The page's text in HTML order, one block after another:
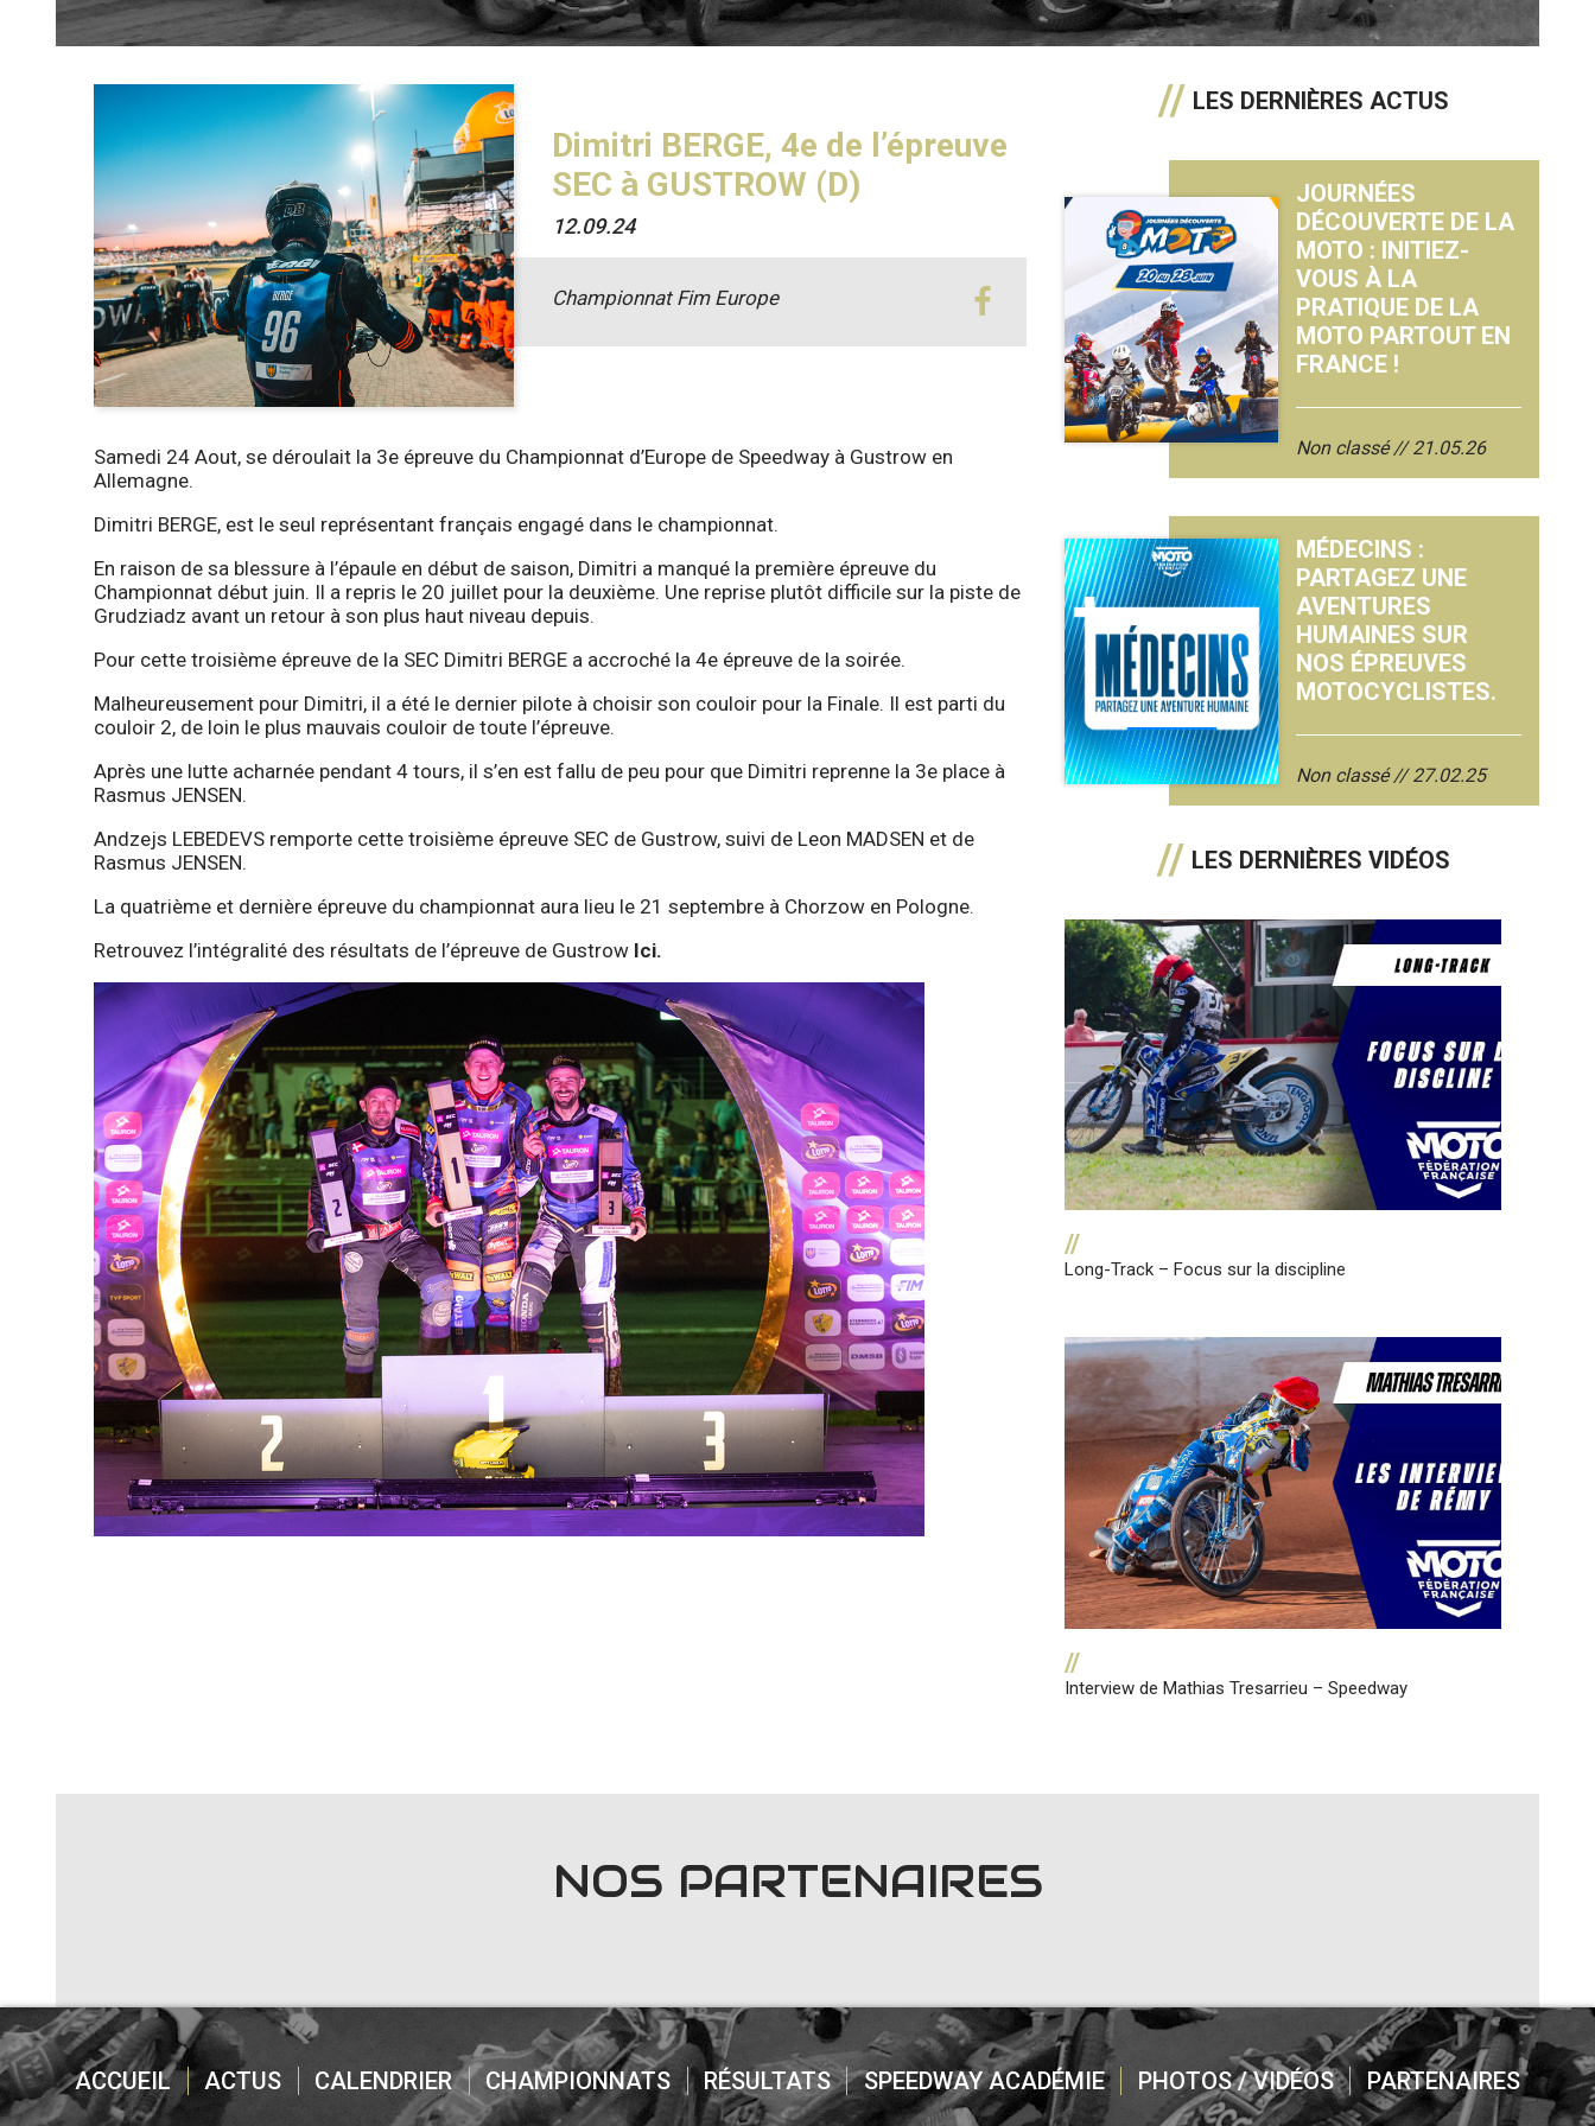
Dimitri BERGE, 4e de l’épreuve
SEC à GUSTROW (D)
12.09.24
Championnat Fim Europe
Samedi 24 Aout, se déroulait la 3e épreuve du Championnat d’Europe de Speedway à Gustrow en
Allemagne.
Dimitri BERGE, est le seul représentant français engagé dans le championnat.
En raison de sa blessure à l’épaule en début de saison, Dimitri a manqué la première épreuve du
Championnat début juin. Il a repris le 20 juillet pour la deuxième. Une reprise plutôt difficile sur la piste de
Grudziadz avant un retour à son plus haut niveau depuis.
Pour cette troisième épreuve de la SEC Dimitri BERGE a accroché la 4e épreuve de la soirée.
Malheureusement pour Dimitri, il a été le dernier pilote à choisir son couloir pour la Finale. Il est parti du
couloir 2, de loin le plus mauvais couloir de toute l’épreuve.
Après une lutte acharnée pendant 4 tours, il s’en est fallu de peu pour que Dimitri reprenne la 3e place à
Rasmus JENSEN.
Andzejs LEBEDEVS remporte cette troisième épreuve SEC de Gustrow, suivi de Leon MADSEN et de
Rasmus JENSEN.
La quatrième et dernière épreuve du championnat aura lieu le 21 septembre à Chorzow en Pologne.
Retrouvez l’intégralité des résultats de l’épreuve de Gustrow Ici.
LES DERNIÈRES ACTUS
JOURNÉES
DÉCOUVERTE DE LA
MOTO : INITIEZ-
VOUS À LA
PRATIQUE DE LA
MOTO PARTOUT EN
FRANCE !
Non classé 21.05.26
MÉDECINS :
PARTAGEZ UNE
AVENTURES
HUMAINES SUR
NOS ÉPREUVES
MOTOCYCLISTES.
Non classé 27.02.25
LES DERNIÈRES VIDÉOS
//
Long-Track – Focus sur la discipline
//
Interview de Mathias Tresarrieu – Speedway
NOS PARTENAIRES
ACCUEIL ACTUS CALENDRIER CHAMPIONNATS RÉSULTATS SPEEDWAY ACADÉMIE PHOTOS / VIDÉOS PARTENAIRES